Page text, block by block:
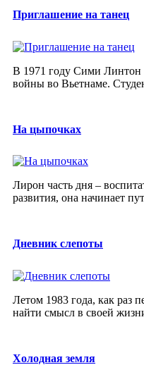
Приглашение на танец
В 1971 году Сими Линтон
войны во Вьетнаме.
На цыпочках
Лирон часть дня –
развития, она начинает
Дневник слепоты
Летом 1983 года, как раз
найти смысл в своей
Холодная земля